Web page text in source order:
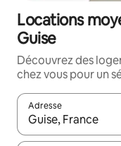
Locations
Guise
Découvrez des
chez vous pour un
Adresse
Lorsque les